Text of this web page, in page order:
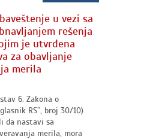
u vezi sa
rešenja
je utvrđena
za obavljanje
merila
6. Zakona o
RS”, broj 30/10)
da nastavi sa
merila, mora